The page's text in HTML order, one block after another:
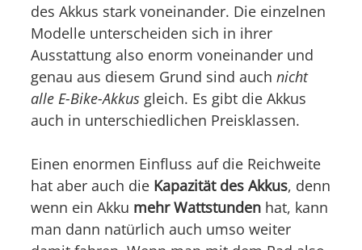
des Akkus stark voneinander. Die einzelnen
Modelle unterscheiden sich in ihrer
Ausstattung also enorm voneinander und
genau aus diesem Grund sind auch nicht
alle E-Bike-Akkus gleich. Es gibt die Akkus
auch in unterschiedlichen Preisklassen.
Einen enormen Einfluss auf die Reichweite
hat aber auch die Kapazität des Akkus, denn
wenn ein Akku mehr Wattstunden hat, kann
man dann natürlich auch umso weiter